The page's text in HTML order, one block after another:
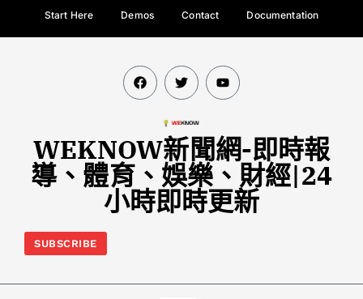
Start Here Demos Contact Documentation
WEKNOW新聞網-即時報
導、體育、娛樂、財經|24
小時即時更新
SUBSCRIBE